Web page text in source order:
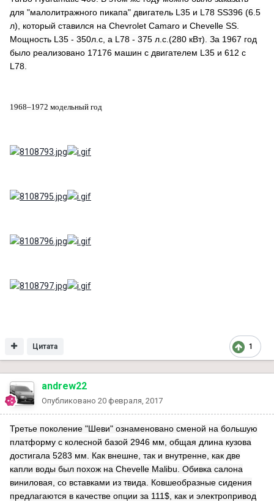
для "малолитражного пикапа" двигатель L35 и L78 SS396 (6.5
л), который ставился на Chevrolet Camaro и Chevelle SS.
Мощность L35 - 350л.с, а L78 - 375 л.с.(280 кВт). За 1967 год
было реализовано 17176 машин с двигателем L35 и 612 с
L78.
1968–1972 модельный год
1
Цитата
andrew22
Опубликовано 20 февраля, 2017
Третье поколение "Шеви" ознаменовано сменой на большую
платформу с колесной базой 2946 мм, общая длина кузова
достигала 5283 мм. Как внешне, так и внутренне, как две
капли воды был похож на Chevelle Malibu. Обивка салона
виниловая, со вставками из твида. Ковшеобразные сидения
предлагаются в качестве опции за 111$, как и электропривод